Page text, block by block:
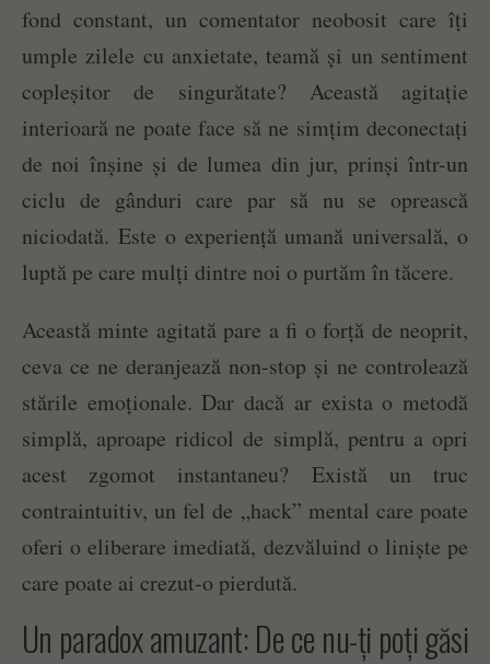
fond constant, un comentator neobosit care îți
umple zilele cu anxietate, teamă și un sentiment
copleșitor de singurătate? Această agitație
interioară ne poate face să ne simțim deconectați
de noi înșine și de lumea din jur, prinși într-un
ciclu de gânduri care par să nu se oprească
niciodată. Este o experiență umană universală, o
luptă pe care mulți dintre noi o purtăm în tăcere.
Această minte agitată pare a fi o forță de neoprit,
ceva ce ne deranjează non-stop și ne controlează
stările emoționale. Dar dacă ar exista o metodă
simplă, aproape ridicol de simplă, pentru a opri
acest zgomot instantaneu? Există un truc
contraintuitiv, un fel de „hack” mental care poate
oferi o eliberare imediată, dezvăluind o liniște pe
care poate ai crezut-o pierdută.
Un paradox amuzant: De ce nu-ți poți găsi